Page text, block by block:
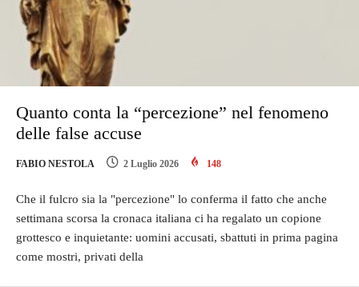
Quanto conta la “percezione” nel fenomeno
delle false accuse
FABIO NESTOLA 2 Luglio 2026 148
Che il fulcro sia la "percezione" lo conferma il fatto che anche
settimana scorsa la cronaca italiana ci ha regalato un copione
grottesco e inquietante: uomini accusati, sbattuti in prima pagina
come mostri, privati della